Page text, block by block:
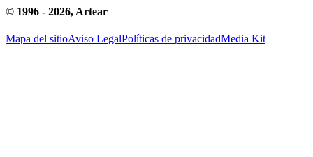
© 1996 - 2026, Artear
Mapa del sitioAviso LegalPolíticas de privacidadMedia Kit